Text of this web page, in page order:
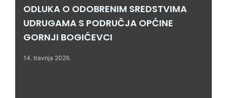
ODLUKA O ODOBRENIM SREDSTVIMA
UDRUGAMA S PODRUČJA OPĆINE
GORNJI BOGIĆEVCI
14. travnja 2026.